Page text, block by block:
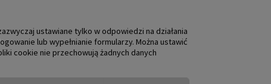
ustawiane tylko w odpowiedzi na działania
lub wypełnianie formularzy. Można ustawić
cookie nie przechowują żadnych danych